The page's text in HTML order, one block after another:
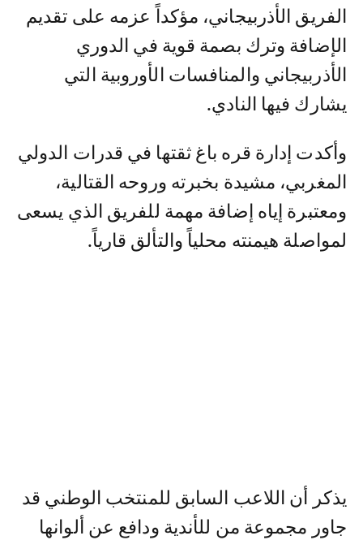
الفريق الأذربيجاني، مؤكداً عزمه على تقديم
الإضافة وترك بصمة قوية في الدوري
الأذربيجاني والمنافسات الأوروبية التي
يشارك فيها النادي.
وأكدت إدارة قره باغ ثقتها في قدرات الدولي
المغربي، مشيدة بخبرته وروحه القتالية،
ومعتبرة إياه إضافة مهمة للفريق الذي يسعى
لمواصلة هيمنته محلياً والتألق قارياً.
يذكر أن اللاعب السابق للمنتخب الوطني قد
جاور مجموعة من للأندية ودافع عن ألوانها